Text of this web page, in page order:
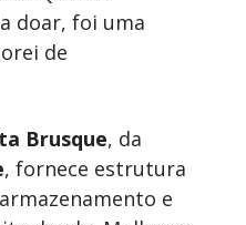
doar, foi uma
de
Brusque, da
, fornece estrutura
e